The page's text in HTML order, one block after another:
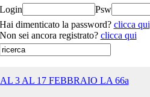
Login
Psw
Hai dimenticato la password? clicca qui
Non sei ancora registrato? clicca qui
3 AL 17 FEBBRAIO LA 66a